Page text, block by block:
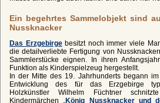
Ein begehrtes Sammelobjekt sind
Nussknacker
Das Erzgebirgebesitzt noch immer viele
die detailverliebte Fertigung von
Sammlerstücke eignen. In ihren
Funktion als Kinderspielzeug hergestellt.
In der Mitte des 19. Jahrhunderts begann im
Entwicklung des für das Erzgebirge
Holzkünstler Wilhelm Füchtner
Kindermärchen „König Nussknacker und